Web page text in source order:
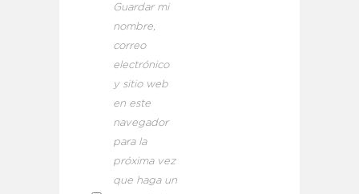
Guardar mi
nombre,
correo
electrónico
y sitio web
en este
navegador
para la
próxima vez
que haga un